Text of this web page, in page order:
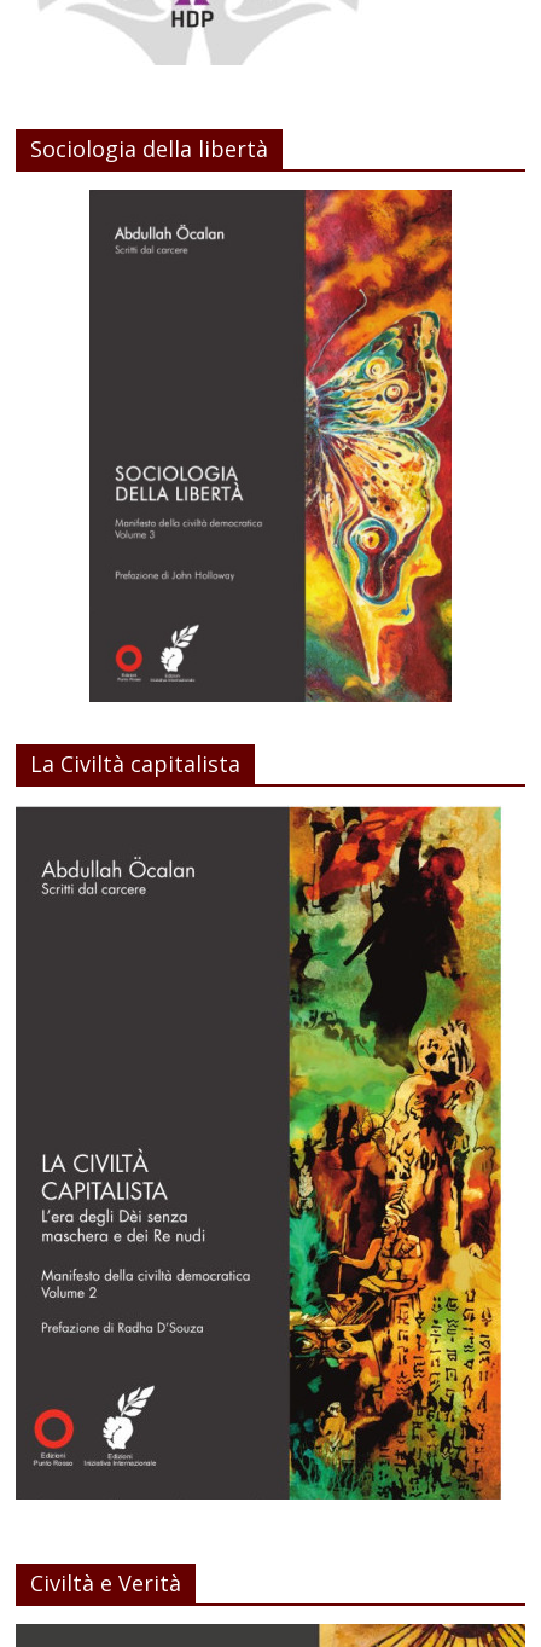
Sociologia della libertà
La Civiltà capitalista
Civiltà e Verità